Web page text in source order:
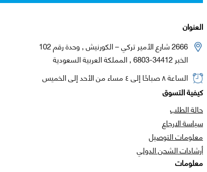
العنوان
2666 شارع الأمير تركي – الكورنيش , وحدة رقم 102
الخبر 34412-6803 , المملكة العربية السعودية
الساعة ٨ صباحًا إلى ٤ مساء من الأحد إلى الخميس
كيفية التسوق
حالة الطلب
سياسة الارجاع
معلومات التوصيل
أرشادات الشحن الدولي
معلومات